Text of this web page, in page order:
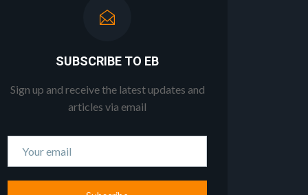
SUBSCRIBE TO EB
Sign up and receive the latest updates and
articles via email